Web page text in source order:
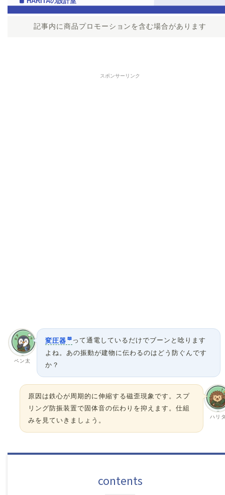
記事内に商品プロモーションを含む場合があります
スポンサーリンク
ペン太
変圧器
って通電しているだけでブーンと唸ります
よね。あの振動が建物に伝わるのはどう防ぐんです
か？
ハリ
原因は鉄心が周期的に伸縮する磁歪現象です。スプ
リング防振装置で固体音の伝わりを抑えます。仕組
みを見ていきましょう。
contents